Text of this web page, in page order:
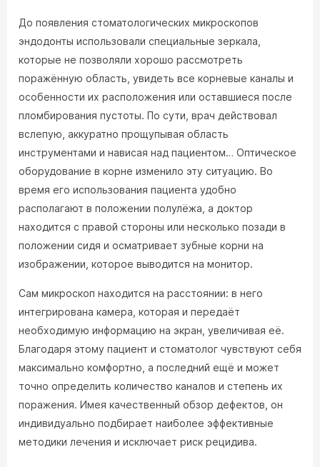
До появления стоматологических микроскопов
эндодонты использовали специальные зеркала,
которые не позволяли хорошо рассмотреть
поражённую область, увидеть все корневые каналы и
особенности их расположения или оставшиеся после
пломбирования пустоты. По сути, врач действовал
вслепую, аккуратно прощупывая область
инструментами и нависая над пациентом… Оптическое
оборудование в корне изменило эту ситуацию. Во
время его использования пациента удобно
располагают в положении полулёжа, а доктор
находится с правой стороны или несколько позади в
положении сидя и осматривает зубные корни на
изображении, которое выводится на монитор.
Сам микроскоп находится на расстоянии: в него
интегрирована камера, которая и передаёт
необходимую информацию на экран, увеличивая её.
Благодаря этому пациент и стоматолог чувствуют себя
максимально комфортно, а последний ещё и может
точно определить количество каналов и степень их
поражения. Имея качественный обзор дефектов, он
индивидуально подбирает наиболее эффективные
методики лечения и исключает риск рецидива.